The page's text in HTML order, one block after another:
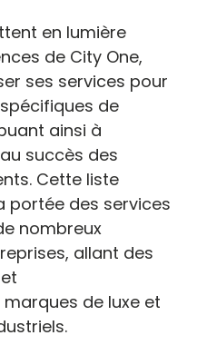
en lumière
de City One,
ses services pour
de
ainsi à
succès des
Cette liste
portée des services
nombreux
allant des
de luxe et